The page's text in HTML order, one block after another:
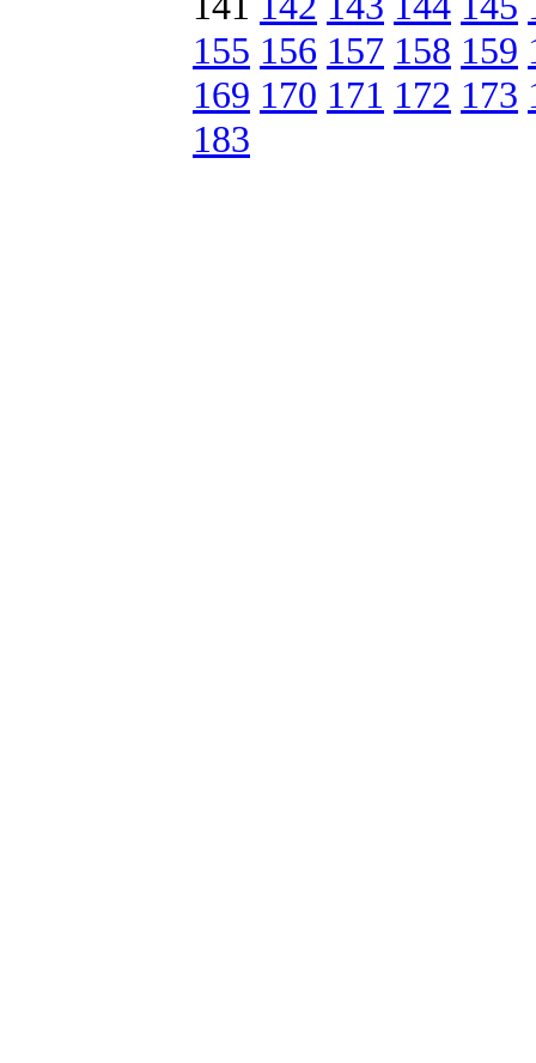
155 156 157 158 159
169 170 171 172 173
183